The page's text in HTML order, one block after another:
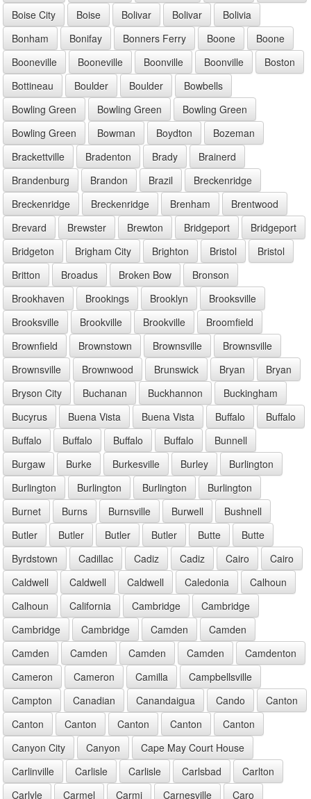
Boise City
Boise Bolivar Bolivar
Bolivia
Bonham
Bonifay Bonners Ferry Boone
Boone
Booneville
Booneville Boonville Boonville
Boston
Bottineau
Boulder Boulder
Bowbells
Bowling Green
Bowling Green
Bowling Green
Bowling Green
Bowman Boydton
Bozeman
Brackettville
Bradenton Brady
Brainerd
Brandenburg
Brandon Brazil
Breckenridge
Breckenridge
Breckenridge Brenham
Brentwood
Brevard
Brewster Brewton Bridgeport
Bridgeport
Bridgeton
Brigham City Brighton Bristol
Bristol
Britton
Broadus Broken Bow
Bronson
Brookhaven
Brookings Brooklyn
Brooksville
Brooksville
Brookville Brookville
Broomfield
Brownfield
Brownstown Brownsville
Brownsville
Brownsville
Brownwood Brunswick Bryan
Bryan
Bryson City
Buchanan Buckhannon
Buckingham
Bucyrus
Buena Vista Buena Vista Buffalo
Buffalo
Buffalo
Buffalo Buffalo Buffalo
Bunnell
Burgaw
Burke Burkesville Burley
Burlington
Burlington
Burlington Burlington
Burlington
Burnet
Burns Burnsville Burwell
Bushnell
Butler
Butler Butler Butler Butte
Butte
Byrdstown
Cadillac Cadiz Cadiz Cairo
Cairo
Caldwell
Caldwell Caldwell Caledonia
Calhoun
Calhoun
California Cambridge
Cambridge
Cambridge
Cambridge Camden
Camden
Camden
Camden Camden Camden
Camdenton
Cameron
Cameron Camilla
Campbellsville
Campton
Canadian Canandaigua Cando
Canton
Canton
Canton Canton Canton
Canton
Canyon City
Canyon
Cape May Court House
Carlinville
Carlisle Carlisle Carlsbad
Carlton
Carlyle
Carmel Carmi Carnesville Caro